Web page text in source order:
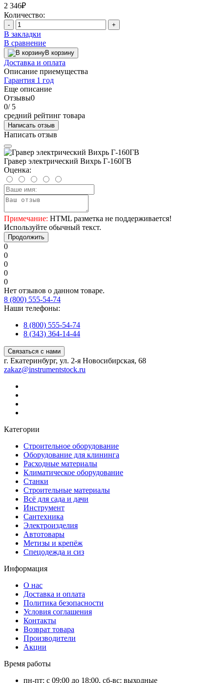
2 346₽
Количество:
- +
В закладки
В сравнение
В корзину
Доставка и оплата
Описание приемущества
Гарантия 1 год
Еще описание
Отзывы0
0/ 5
средний рейтинг товара
Написать отзыв
Написать отзыв
Гравер электрический Вихрь Г-160ГВ
Оценка:
Примечание: HTML разметка не поддерживается!
Используйте обычный текст.
Продолжить
0
0
0
0
0
Нет отзывов о данном товаре.
8 (800) 555-54-74
Наши телефоны:
8 (800) 555-54-74
8 (343) 364-14-44
Связаться с нами
г. Екатеринбург, ул. 2-я Новосибирская, 68
zakaz@instrumentstock.ru
Категории
Строительное оборудование
Оборудование для клининга
Расходные материалы
Климатическое оборудование
Станки
Строительные материалы
Всё для сада и дачи
Инструмент
Сантехника
Электроизделия
Автотовары
Метизы и крепёж
Спецодежда и сиз
Информация
О нас
Доставка и оплата
Политика безопасности
Условия соглашения
Контакты
Возврат товара
Производители
Акции
Время работы
пн-пт: с 09:00 до 18:00, сб-вс: выходные